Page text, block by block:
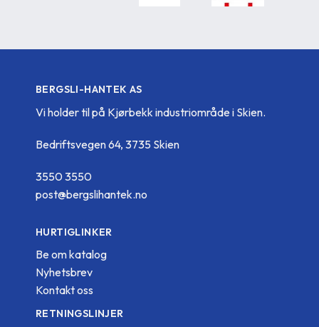
BERGSLI-HANTEK AS
Vi holder til på Kjørbekk industriområde i Skien.
Bedriftsvegen 64, 3735 Skien
3550 3550
post@bergslihantek.no
HURTIGLINKER
Be om katalog
Nyhetsbrev
Kontakt oss
RETNINGSLINJER